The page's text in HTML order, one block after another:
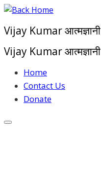
Skip
content
Vijay Kumar आत्मज्ञानी
Vijay Kumar आत्मज्ञानी
Home
Contact Us
Donate